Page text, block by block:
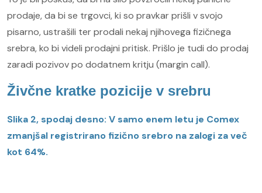
prodaje, da bi se trgovci, ki so pravkar prišli v svojo
pisarno, ustrašili ter prodali nekaj njihovega fizičnega
srebra, ko bi videli prodajni pritisk. Prišlo je tudi do prodaj
zaradi pozivov po dodatnem kritju (margin call).
Živčne kratke pozicije v srebru
Slika 2, spodaj desno: V samo enem letu je Comex
zmanjšal registrirano fizično srebro na zalogi za več
kot 64%.